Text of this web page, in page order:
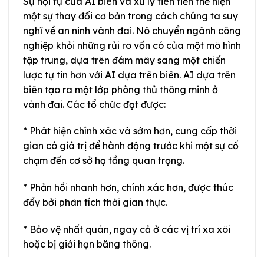
một sự thay đổi cơ bản trong cách chúng ta suy
nghĩ về an ninh vành đai. Nó chuyển ngành công
nghiệp khỏi những rủi ro vốn có của một mô hình
tập trung, dựa trên đám mây sang một chiến
lược tự tin hơn với AI dựa trên biên. AI dựa trên
biên tạo ra một lớp phòng thủ thông minh ở
vành đai. Các tổ chức đạt được:
* Phát hiện chính xác và sớm hơn, cung cấp thời
gian có giá trị để hành động trước khi một sự cố
chạm đến cơ sở hạ tầng quan trọng.
* Phản hồi nhanh hơn, chính xác hơn, được thúc
đẩy bởi phân tích thời gian thực.
* Bảo vệ nhất quán, ngay cả ở các vị trí xa xôi
hoặc bị giới hạn băng thông.